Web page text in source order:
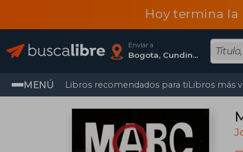
Hoy termina
Enviar a
Bogota, Cundinamarca
MENÚ Libros recomendados para tiLibros más